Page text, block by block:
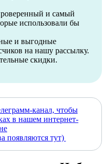
и самый
использовали бы
и выгодные
на нашу рассылку.
скидки.
канал, чтобы
в нашем интернет-
появляются тут)